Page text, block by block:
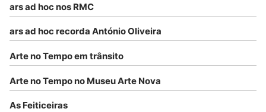
ars ad hoc nos RMC
ars ad hoc recorda António Oliveira
Arte no Tempo em trânsito
Arte no Tempo no Museu Arte Nova
As Feiticeiras